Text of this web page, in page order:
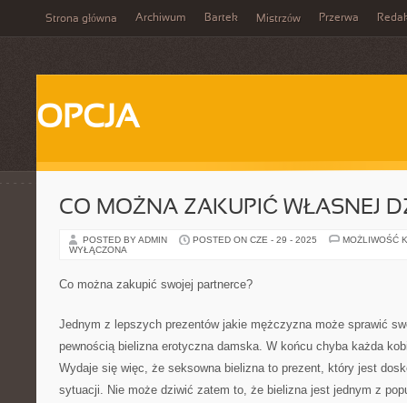
Strona główna Archiwum Bartek Mistrzów Przerwa
OPCJA
CO MOŻNA ZAKUPIĆ WŁASNEJ
POSTED BY ADMIN POSTED ON CZE - 29 - 2025
MOŻLIWOŚĆ
WYŁĄCZONA
Co można zakupić swojej partnerce?
Jednym z lepszych prezentów jakie mężczyzna może sprawić
pewnością bielizna erotyczna damska. W końcu chyba każda
Wydaje się więc, że seksowna bielizna to prezent, który jest
sytuacji. Nie może dziwić zatem to, że bielizna jest jednym z